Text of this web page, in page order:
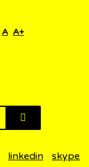
A A+
linkedin skype